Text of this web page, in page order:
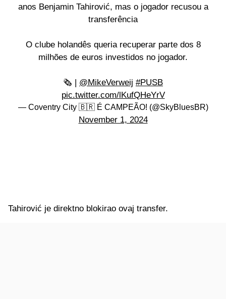
anos Benjamin Tahirović, mas o jogador recusou a
transferência
O clube holandês queria recuperar parte dos 8
milhões de euros investidos no jogador.
🗞️ | @MikeVerweij #PUSB
pic.twitter.com/lKufQHeYrV
— Coventry City 🇧🇷 É CAMPEÃO! (@SkyBluesBR)
November 1, 2024
Tahirović je direktno blokirao ovaj transfer.